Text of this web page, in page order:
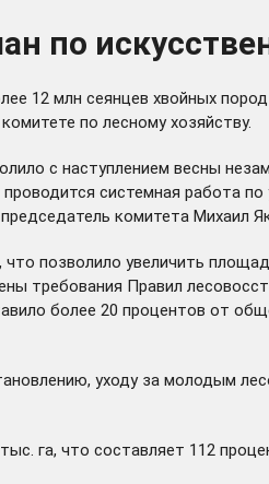
по
12 млн сеянцев хвойных
по лесному хозяйству.
с наступлением весны
системная работа
комитета Михаил
позволило увеличить
требования Правил
более 20 процентов от
уходу за молодым
га, что составляет 112